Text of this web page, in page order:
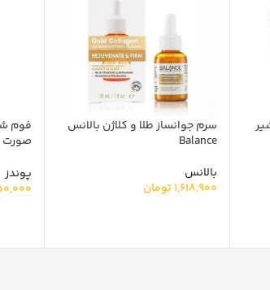
سرم جوانساز طلا و کلاژن بالانس
Balance
بالانس
1,618,900تومان
فوم
صورت
پوندز